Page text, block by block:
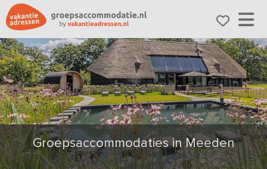
Groepsaccommodaties in Meeden